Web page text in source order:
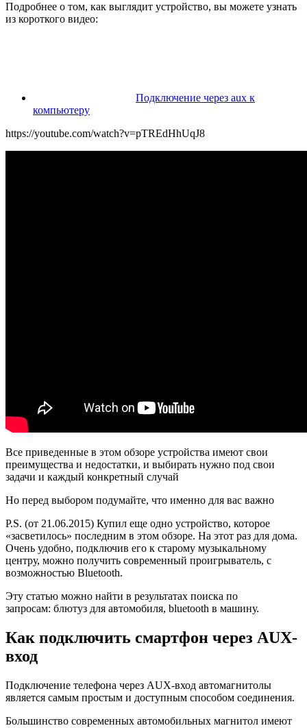
Подробнее о том, как выглядит устройство, вы можете узнать
из короткого видео:
Подключение через aux к
компьютеру
https://youtube.com/watch?v=pTREdHhUqJ8
Все приведенные в этом обзоре устройства имеют свои
преимущества и недостатки, и выбирать нужно под свои
задачи и каждый конкретный случай
Но перед выбором подумайте, что именно для вас важно
P.S. (от 21.06.2015) Купил еще одно устройство, которое
«засветилось» последним в этом обзоре. На этот раз для дома.
Очень удобно, подключив его к старому музыкальному
центру, можно получить современный проигрыватель, с
возможностью Bluetooth.
Эту статью можно найти в результатах поиска по
запросам: блютуз для автомобиля, bluetooth в машину.
Как подключить смартфон через AUX-
вход
Подключение телефона через AUX-вход автомагнитолы
является самым простым и доступным способом соединения.
Большинство современных автомобильных магнитол имеют